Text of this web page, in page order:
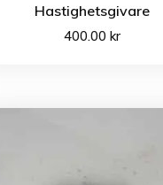
Hastighetsgivare
400.00 kr